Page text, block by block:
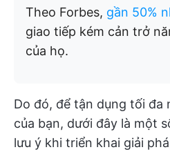
Theo Forbes, gần 50%
giao tiếp kém cản trở
của họ.
Do đó, để tận dụng tối đa
của bạn, dưới đây là một
lưu ý khi triển khai giải